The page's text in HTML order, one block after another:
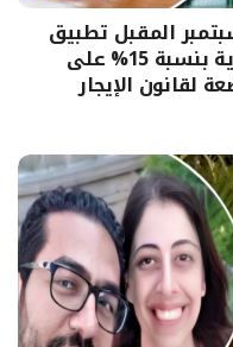
المقبل تطبيق
الزيادة الأولى في القيمة الإيجارية بنسبة 15% على
لقانون الإيجار